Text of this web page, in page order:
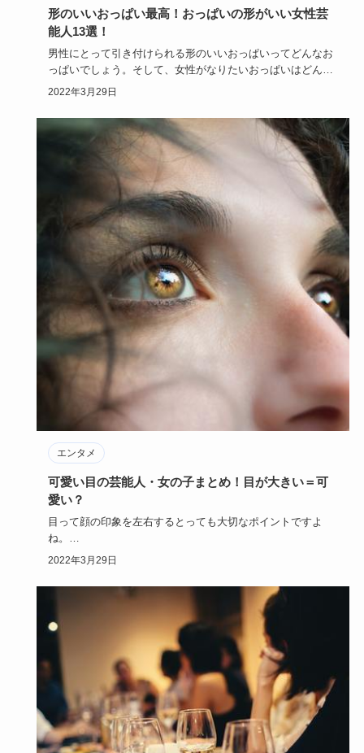
形のいいおっぱい最高！おっぱいの形がいい女性芸
能人13選！
男性にとって引き付けられる形のいいおっぱいってどんなお
っぱいでしょう。そして、女性がなりたいおっぱいはどんな
おっぱいでしょ…
2022年3月29日
エンタメ
可愛い目の芸能人・女の子まとめ！目が大きい＝可
愛い？
目って顔の印象を左右するとっても大切なポイントですよ
ね。
目が大きい＝可愛い目なのかといったら、必ずしもそうでも
2022年3月29日